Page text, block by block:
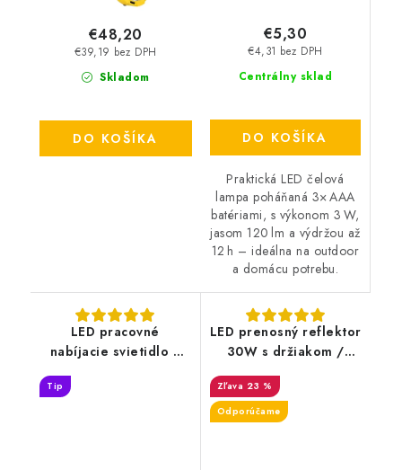
Skladom
€39,19 bez DPH
€48,20
DO KOŠÍKA
Centrálny sklad
€4,31 bez DPH
€5,30
DO KOŠÍKA
Praktická LED čelová
lampa poháňaná 3× AAA
batériami, s výkonom 3 W,
jasom 120 lm a výdržou až
12 h – ideálna na outdoor
a domácu potrebu.
LED pracovné
nabíjacie svietidlo /
reflektor 20W -
Tip
LED prenosný reflektor
30W s držiakom /
4000K / BK / H -
LF2023H
23 %
Odporúčame